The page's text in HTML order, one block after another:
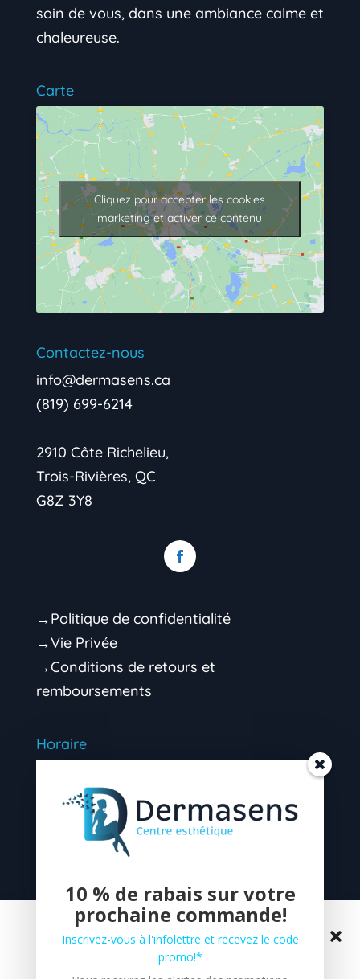
Gérer le consentement aux
cookies
soin de vous, dans une ambiance calme et
chaleureuse.
Carte
Cliquez pour accepter les cookies
marketing et activer ce contenu
Contactez-nous
info@dermasens.ca
(819) 699-6214
2910 Côte Richelieu,
Trois-Rivières, QC
G8Z 3Y8
→Politique de confidentialité
→Vie Privée
→Conditions de retours et
remboursements
Horaire
Mardi 9h00 – 16h30 (soir sur rendez-vous)
Mercredi 9h00 – 16h30 (soir sur rendez-
Vendredi 9h00 – 13h00 (après-midi sur
rendez-vous)
SOIRS SUR RENDEZ-VOUS CONTACTEZ-
10 % de rabais sur votre
prochaine commande!
Inscrivez-vous à l'infolettre et recevez le code
promo!*